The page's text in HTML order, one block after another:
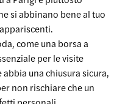
si abbinano bene al tuo
come una borsa a
per le visite
una chiusura sicura,
non rischiare che un